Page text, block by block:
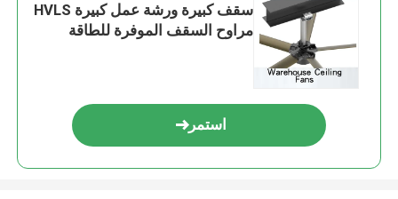
سقف كبيرة ورشة عمل كبيرة HVLS
مراوح السقف الموفرة للطاقة
استمر